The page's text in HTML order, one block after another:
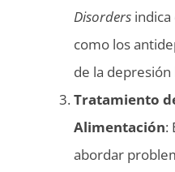
Disorders indica
como los
de la
Tratamiento
Alimentación:
abordar